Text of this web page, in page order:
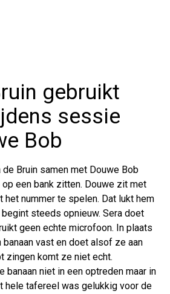
gebruikt
sessie
Bob
Bruin samen met Douwe Bob
een bank zitten. Douwe zit met
het nummer te spelen. Dat lukt hem
steeds opnieuw. Sera doet
geen echte microfoon. In plaats
banaan vast en doet alsof ze aan
zingen komt ze niet echt.
banaan niet in een optreden maar in
hele tafereel was gelukkig voor de